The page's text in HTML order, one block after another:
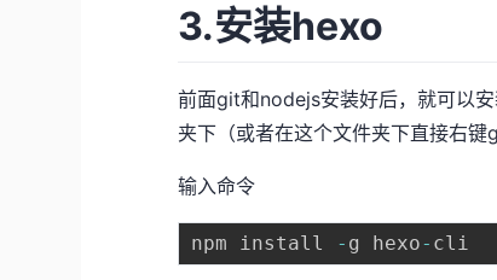
3.安装hexo
前面git和nodejs安装好后，就可以
夹下（或者在这个文件夹下直接右键
输入命令
npm install - g hexo-